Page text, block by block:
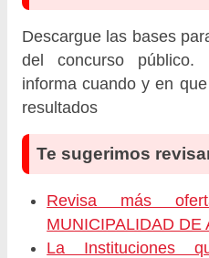
Descargue las bases
del concurso
informa cuando y en
resultados
Te sugerimos
Revisa más
MUNICIPALIDAD DE
La Instituciones